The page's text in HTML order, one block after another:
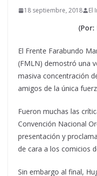
18 septiembre, 2018 El
(Por:
El Frente Farabundo
(FMLN) demostró una
masiva concentración
amigos de la única
Fueron muchas las
Convención Nacional
presentación y
de cara a los comicios
Sin embargo al final,